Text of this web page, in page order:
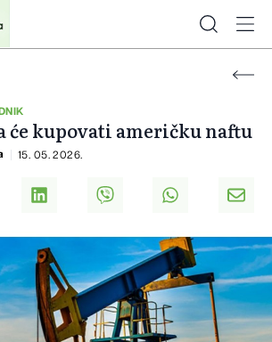
će kupovati američku naftu
15. 05. 2026.